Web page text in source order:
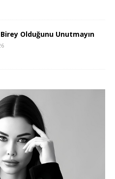
Olduğunu Unutmayın